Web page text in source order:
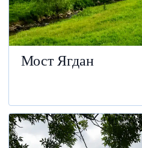
Мост Ягдан